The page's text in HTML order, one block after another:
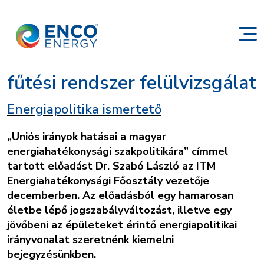
fűtési rendszer felülvizsgálat
Energiapolitika ismertető
„Uniós irányok hatásai a magyar
energiahatékonysági szakpolitikára” címmel
tartott előadást Dr. Szabó László az ITM
Energiahatékonysági Főosztály vezetője
decemberben. Az előadásból egy hamarosan
életbe lépő jogszabályváltozást, illetve egy
jövőbeni az épületeket érintő energiapolitikai
irányvonalat szeretnénk kiemelni
bejegyzésünkben.